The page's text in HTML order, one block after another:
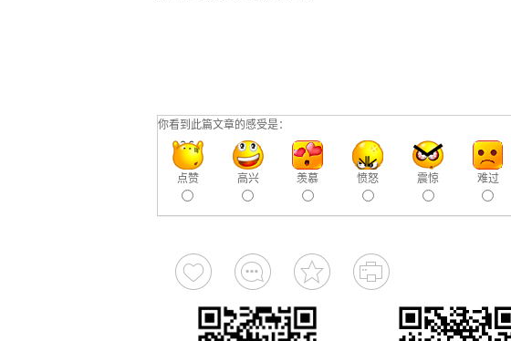
你看到此篇文章的感受是：
点赞 高兴 羡慕 愤怒 震惊 难过